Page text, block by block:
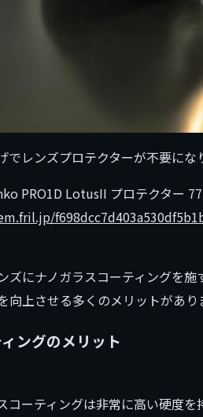
でレンズプロテクターが不要にな
PRO1D LotusII プロテクター
ズにナノガラスコーティングを
向上させる多くのメリットがあり
ングのメリット
コーティングは非常に高い硬度